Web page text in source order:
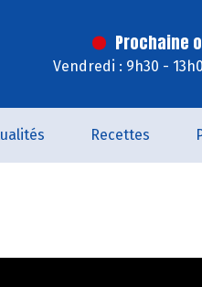
Prochaine
Vendredi : 9h30 -
Recettes